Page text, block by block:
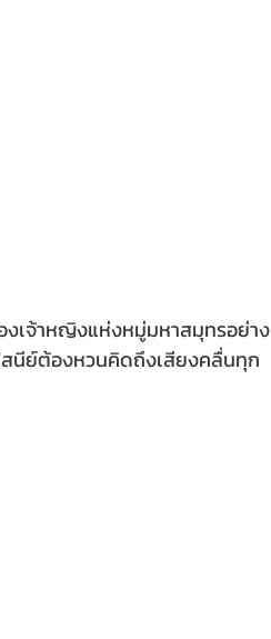
องเจ้าหญิงแห่งหมู่มหาสมุทรอย่าง
สนีย์ต้องหวนคิดถึงเสียงคลื่นทุก